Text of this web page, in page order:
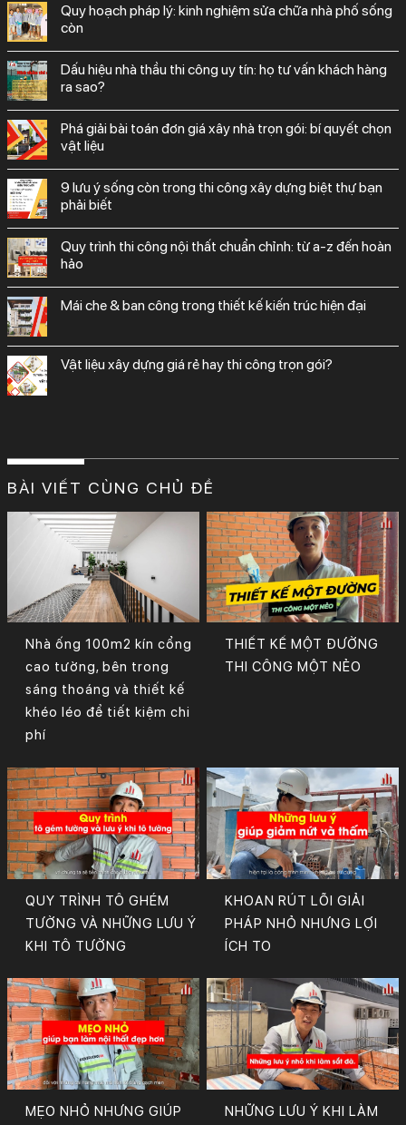
quy hoạch pháp lý: kinh nghiệm sửa chữa nhà phố sống
còn
dấu hiệu nhà thầu thi công uy tín: họ tư vấn khách hàng
ra sao?
phá giải bài toán đơn giá xây nhà trọn gói: bí quyết chọn
vật liệu
9 lưu ý sống còn trong thi công xây dựng biệt thự bạn
phải biết
quy trình thi công nội thất chuẩn chỉnh: từ a-z đến hoàn
hảo
mái che & ban công trong thiết kế kiến trúc hiện đại
vật liệu xây dựng giá rẻ hay thi công trọn gói?
BÀI VIẾT CÙNG CHỦ ĐỀ
Nhà ống 100m2 kín cổng
cao tường, bên trong
sáng thoáng và thiết kế
khéo léo để tiết kiệm chi
phí
THIẾT KẾ MỘT ĐƯỜNG
THI CÔNG MỘT NẺO
QUY TRÌNH TÔ GHÉM
TƯỜNG VÀ NHỮNG LƯU Ý
KHI TÔ TƯỜNG
KHOAN RÚT LÕI GIẢI
PHÁP NHỎ NHƯNG LỢI
ÍCH TO
MẸO NHỎ NHƯNG GIÚP
NHỮNG LƯU Ý KHI LÀM